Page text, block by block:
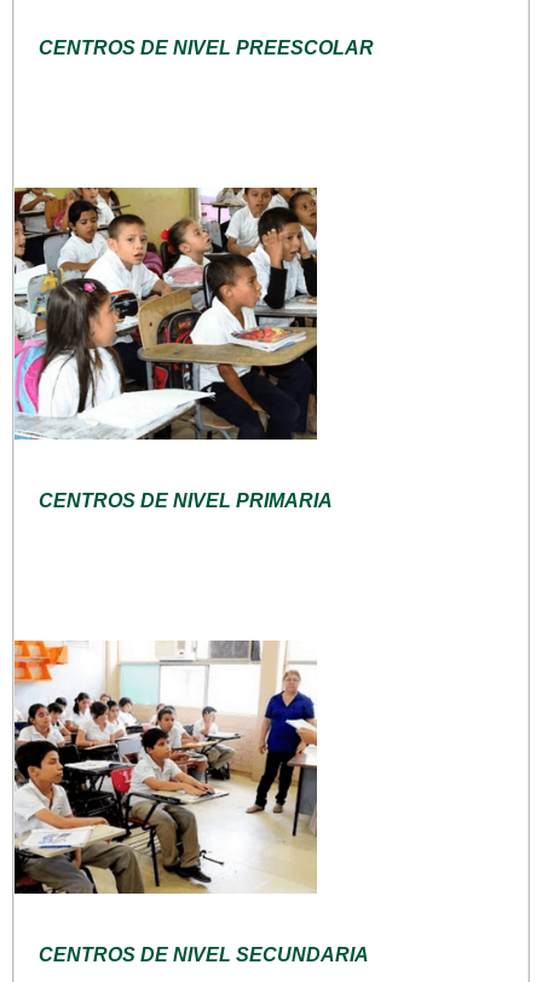
CENTROS DE NIVEL PREESCOLAR
CENTROS DE NIVEL PRIMARIA
CENTROS DE NIVEL SECUNDARIA